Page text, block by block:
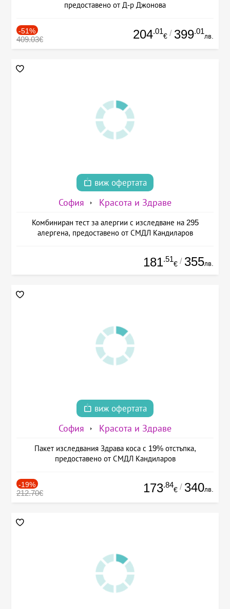
предоставено от Д-р Джонова
-51%
409.03€ 204.01
€ / 399.01
лв.
виж офертата
София Красота и Здраве
Комбиниран тест за алергии с изследване на 295
алергена, предоставено от СМДЛ Кандиларов
181.51
€ / 355лв.
виж офертата
София Красота и Здраве
Пакет изследвания Здрава коса с 19% отстъпка,
предоставено от СМДЛ Кандиларов
-19%
212.70€ 173.84
€ / 340лв.